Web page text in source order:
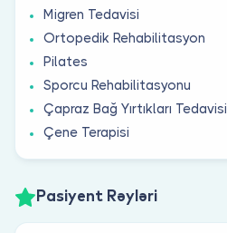
Migren Tedavisi
Ortopedik Rehabilitasyon
Pilates
Sporcu Rehabilitasyonu
Çapraz Bağ Yırtıkları Tedavisi
Çene Terapisi
Pasiyent Rəyləri